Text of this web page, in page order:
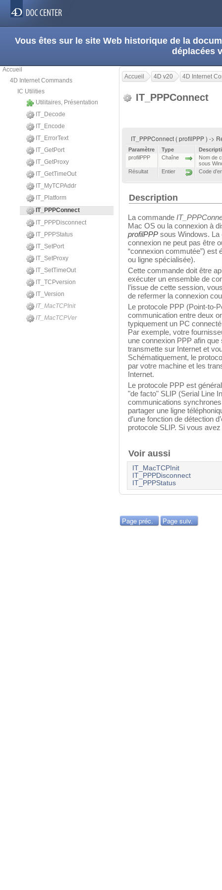
Vous êtes sur le site Web historique de la
déplacées
Accueil
4D Internet Commands
IC Utilities
Utilitaires, Présentation
IT_Decode
IT_Encode
IT_ErrorText
IT_GetPort
IT_GetProxy
IT_GetTimeOut
IT_MyTCPAddr
IT_Platform
IT_PPPConnect
IT_PPPDisconnect
IT_PPPStatus
IT_SetPort
IT_SetProxy
IT_SetTimeOut
IT_TCPversion
IT_Version
IT_MacTCPInit
IT_MacTCPVer
Accueil 4D v20 4D Internet
IT_PPPConnect
IT_PPPConnect ( profilPPP ) ->
Paramètre Type
profilPPP
Chaîne
Nom de
sous
Résultat
Entier Code
Description
La commande
Mac OS ou la connexion à
profilPPP sous Windows. La
connexion ne peut pas être
“connexion commutée”) est
ou ligne spécialisée).
Cette commande doit être
exécuter un ensemble de
l’issue de cette session,
de refermer la connexion
Le protocole PPP (Point-to-
communication entre deux
typiquement un PC
Par exemple, votre
une connexion PPP afin
transmette sur Internet et
Schématiquement, le
par votre machine et les
Internet.
Le protocole PPP est
"de facto" SLIP (Serial Line
communications
partager une ligne
d’une fonction de détection
protocole SLIP. Si vous
Voir aussi
IT_MacTCPInit
IT_PPPDisconnect
IT_PPPStatus
Page préc. Page suiv.